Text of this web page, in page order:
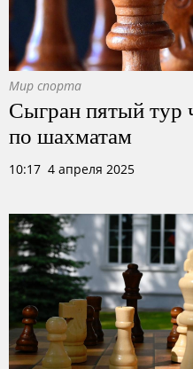
Мир спорта
Сыгран пятый тур
по шахматам
10:17 4 апреля 2025